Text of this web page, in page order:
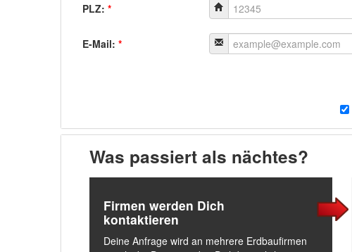
PLZ: *
E-Mail: *
Was passiert als nächtes?
Firmen werden Dich
kontaktieren
Deine Anfrage wird an mehrere Erdbaufirmen